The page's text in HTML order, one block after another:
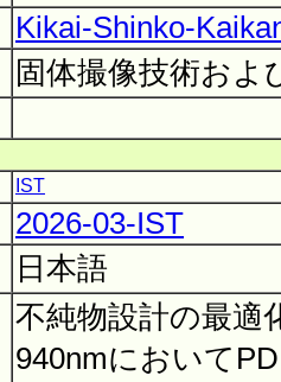
Kikai-Shinko-
固体撮像技術およ
IST
2026-03-IST
日本語
不純物設計の最適
940nmにおいて